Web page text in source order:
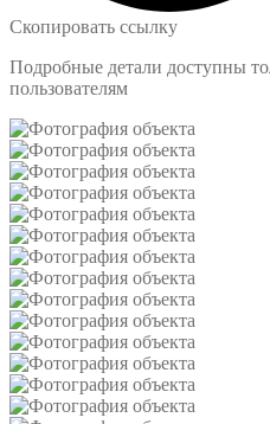
Скопировать ссылку
Подробные детали доступны
пользователям